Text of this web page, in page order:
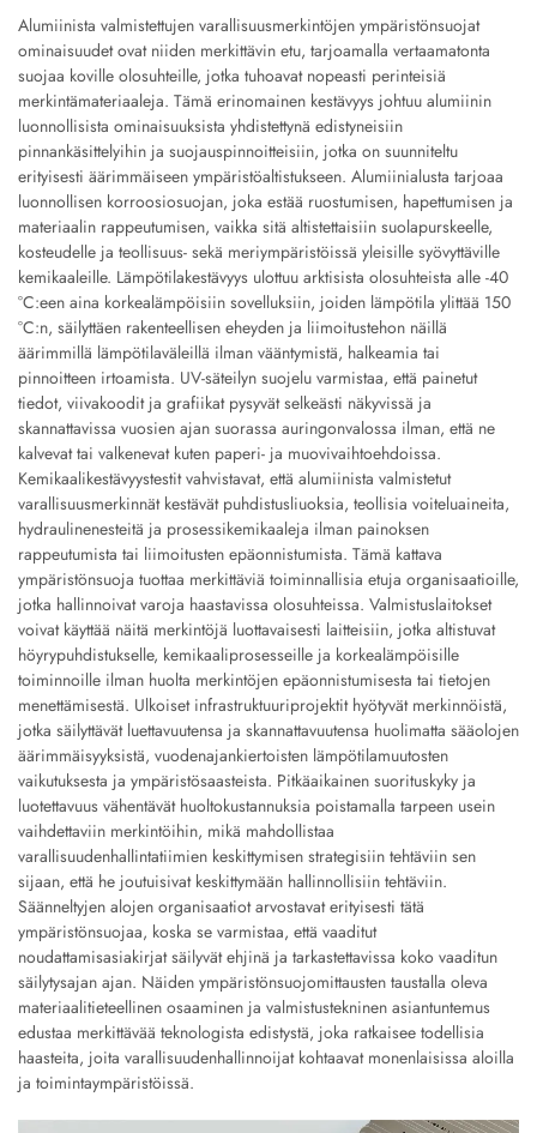
Alumiinista valmistettujen varallisuusmerkintöjen ympäristönsuojat
ominaisuudet ovat niiden merkittävin etu, tarjoamalla vertaamatonta
suojaa koville olosuhteille, jotka tuhoavat nopeasti perinteisiä
merkintämateriaaleja. Tämä erinomainen kestävyys johtuu alumiinin
luonnollisista ominaisuuksista yhdistettynä edistyneisiin
pinnankäsittelyihin ja suojauspinnoitteisiin, jotka on suunniteltu
erityisesti äärimmäiseen ympäristöaltistukseen. Alumiinialusta tarjoaa
luonnollisen korroosiosuojan, joka estää ruostumisen, hapettumisen ja
materiaalin rappeutumisen, vaikka sitä altistettaisiin suolapurskeelle,
kosteudelle ja teollisuus- sekä meriympäristöissä yleisille syövyttäville
kemikaaleille. Lämpötilakestävyys ulottuu arktisista olosuhteista alle -40
°C:een aina korkealämpöisiin sovelluksiin, joiden lämpötila ylittää 150
°C:n, säilyttäen rakenteellisen eheyden ja liimoitustehon näillä
äärimmillä lämpötilaväleillä ilman vääntymistä, halkeamia tai
pinnoitteen irtoamista. UV-säteilyn suojelu varmistaa, että painetut
tiedot, viivakoodit ja grafiikat pysyvät selkeästi näkyvissä ja
skannattavissa vuosien ajan suorassa auringonvalossa ilman, että ne
kalvevat tai valkenevat kuten paperi- ja muovivaihtoehdoissa.
Kemikaalikestävyystestit vahvistavat, että alumiinista valmistetut
varallisuusmerkinnät kestävät puhdistusliuoksia, teollisia voiteluaineita,
hydraulinenesteitä ja prosessikemikaaleja ilman painoksen
rappeutumista tai liimoitusten epäonnistumista. Tämä kattava
ympäristönsuoja tuottaa merkittäviä toiminnallisia etuja organisaatioille,
jotka hallinnoivat varoja haastavissa olosuhteissa. Valmistuslaitokset
voivat käyttää näitä merkintöjä luottavaisesti laitteisiin, jotka altistuvat
höyrypuhdistukselle, kemikaaliprosesseille ja korkealämpöisille
toiminnoille ilman huolta merkintöjen epäonnistumisesta tai tietojen
menettämisestä. Ulkoiset infrastruktuuriprojektit hyötyvät merkinnöistä,
jotka säilyttävät luettavuutensa ja skannattavuutensa huolimatta sääolojen
äärimmäisyyksistä, vuodenajankiertoisten lämpötilamuutosten
vaikutuksesta ja ympäristösaasteista. Pitkäaikainen suorituskyky ja
luotettavuus vähentävät huoltokustannuksia poistamalla tarpeen usein
vaihdettaviin merkintöihin, mikä mahdollistaa
varallisuudenhallintatiimien keskittymisen strategisiin tehtäviin sen
sijaan, että he joutuisivat keskittymään hallinnollisiin tehtäviin.
Säänneltyjen alojen organisaatiot arvostavat erityisesti tätä
ympäristönsuojaa, koska se varmistaa, että vaaditut
noudattamisasiakirjat säilyvät ehjinä ja tarkastettavissa koko vaaditun
säilytysajan ajan. Näiden ympäristönsuojomittausten taustalla oleva
materiaalitieteellinen osaaminen ja valmistustekninen asiantuntemus
edustaa merkittävää teknologista edistystä, joka ratkaisee todellisia
haasteita, joita varallisuudenhallinnoijat kohtaavat monenlaisissa aloilla
ja toimintaympäristöissä.